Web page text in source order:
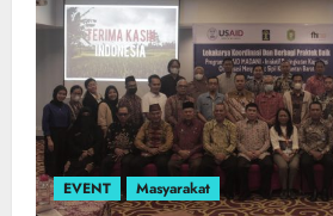
EVENT Masyarakat